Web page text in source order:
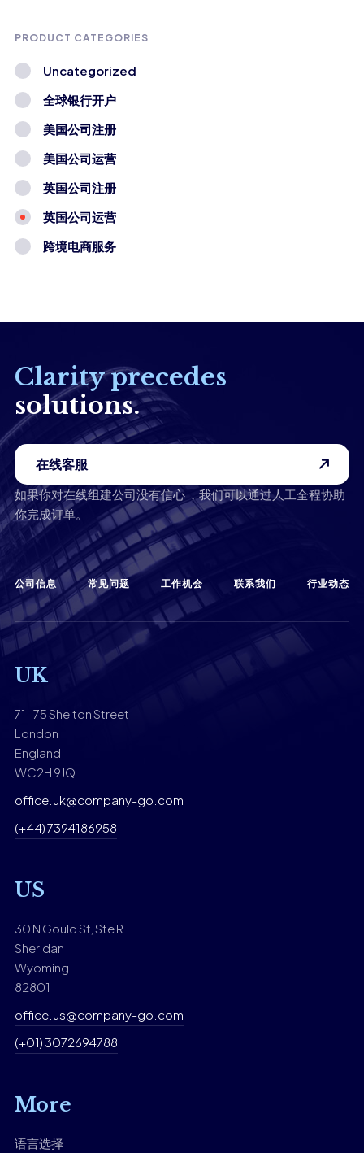
PRODUCT CATEGORIES
Uncategorized
全球银行开户
美国公司注册
美国公司运营
英国公司注册
英国公司运营
跨境电商服务
Clarity precedes
solutions.
在线客服
如果你对在线组建公司没有信心 ，我们可以通过人工全程协助
你完成订单。
公司信息 常见问题 工作机会 联系我们 行业动态
UK
71-75 Shelton Street
London
England
WC2H 9JQ
office.uk@company-go.com
(+44) 7394186958
US
30 N Gould St, Ste R
Sheridan
Wyoming
82801
office.us@company-go.com
(+01) 3072694788
More
语言选择